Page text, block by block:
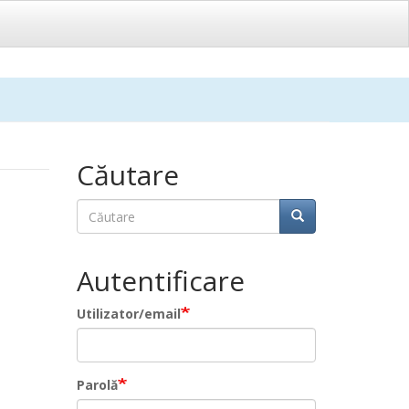
Căutare
Căutare Căutare
Autentificare
Utilizator/email
Parolă